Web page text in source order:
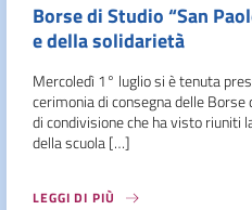
Borse di Studio “San
e della solidarietà
Mercoledì 1° luglio si è tenuta
cerimonia di consegna delle
di condivisione che ha visto riuniti
della scuola […]
LEGGI DI PIÙ